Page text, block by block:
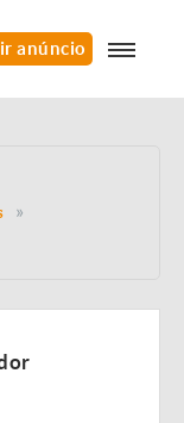
anúncio